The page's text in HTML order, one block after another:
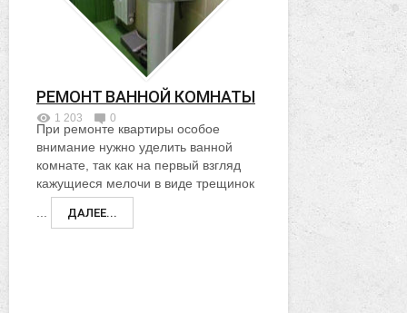
РЕМОНТ ВАННОЙ КОМНАТЫ
1 203 0
При ремонте квартиры особое
внимание нужно уделить ванной
комнате, так как на первый взгляд
кажущиеся мелочи в виде трещинок
ДАЛЕЕ...